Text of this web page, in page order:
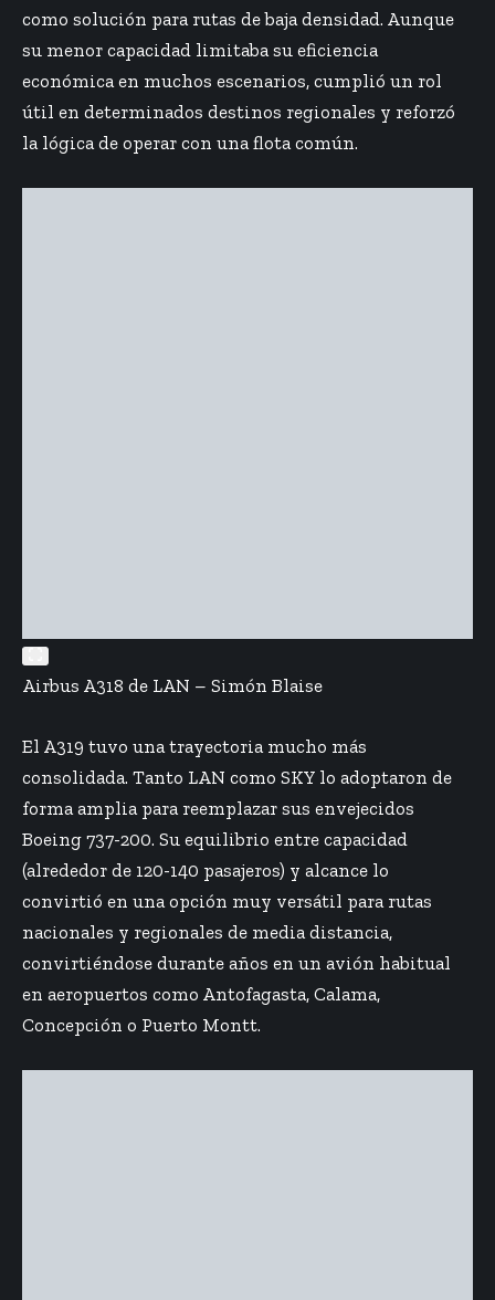
como solución para rutas de baja densidad. Aunque
su menor capacidad limitaba su eficiencia
económica en muchos escenarios, cumplió un rol
útil en determinados destinos regionales y reforzó
la lógica de operar con una flota común.
Airbus A318 de LAN – Simón Blaise
El A319 tuvo una trayectoria mucho más
consolidada. Tanto LAN como SKY lo adoptaron de
forma amplia para reemplazar sus envejecidos
Boeing 737-200. Su equilibrio entre capacidad
(alrededor de 120-140 pasajeros) y alcance lo
convirtió en una opción muy versátil para rutas
nacionales y regionales de media distancia,
convirtiéndose durante años en un avión habitual
en aeropuertos como Antofagasta, Calama,
Concepción o Puerto Montt.